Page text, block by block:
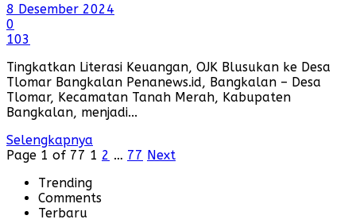
8 Desember 2024
0
103
Tingkatkan Literasi Keuangan, OJK Blusukan ke Desa
Tlomar Bangkalan Penanews.id, Bangkalan – Desa
Tlomar, Kecamatan Tanah Merah, Kabupaten
Bangkalan, menjadi...
Selengkapnya
Page 1 of 77 1 2 … 77 Next
Trending
Comments
Terbaru